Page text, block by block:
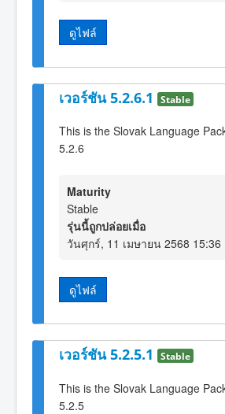
ดูไฟล์
เวอร์ชัน 5.2.6.1 Stable
This is the Slovak Language
5.2.6
Maturity
Stable
รุ่นนี้ถูกปล่อยเมื่อ
วันศุกร์, 11 เมษายน 2568 15:36
ดูไฟล์
เวอร์ชัน 5.2.5.1 Stable
This is the Slovak Language
5.2.5